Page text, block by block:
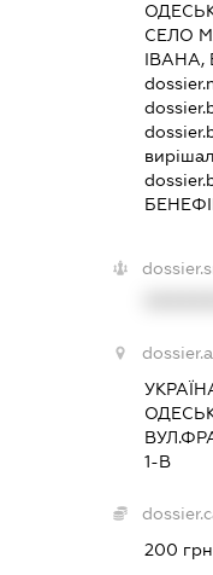
СЕЛО
ІВАНА,
1-В
200